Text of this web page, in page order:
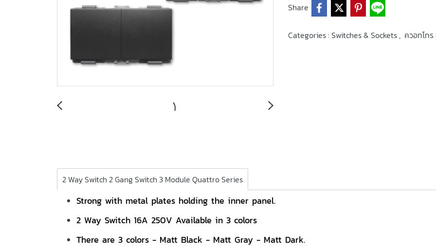
Share
Categories : Switches & Sockets , ควอทโทร
2 Way Switch 2 Gang Switch 3 Module Quattro Series
Strong with metal plates holding the inner panel.
2 Way Switch 16A 250V Available in 3 colors
There are 3 colors - Matt Black - Matt Gray - Matt Dark.